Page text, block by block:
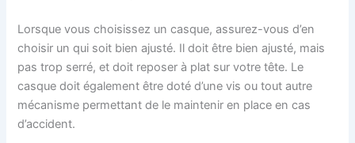
Lorsque vous choisissez un casque, assurez-vous d’en
choisir un qui soit bien ajusté. Il doit être bien ajusté, mais
pas trop serré, et doit reposer à plat sur votre tête. Le
casque doit également être doté d’une vis ou tout autre
mécanisme permettant de le maintenir en place en cas
d’accident.